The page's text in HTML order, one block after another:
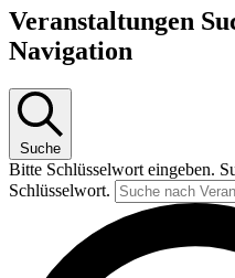
Veranstaltungen
Veranstaltungen
Navigation
Suche
Bitte Schlüsselwort eingeben.
Schlüsselwort.